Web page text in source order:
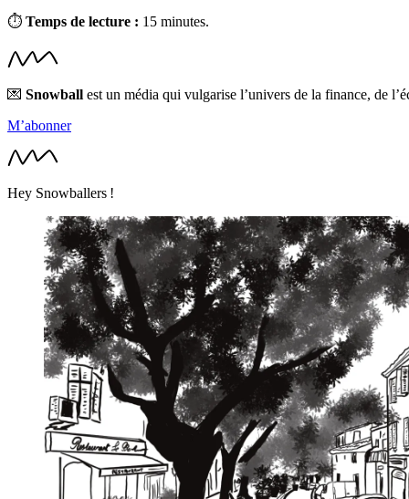
⏱ Temps de lecture : 15 minutes.
💌 Snowball est un média qui vulgarise l’univers de la finance, de
M’abonner
Hey Snowballers !